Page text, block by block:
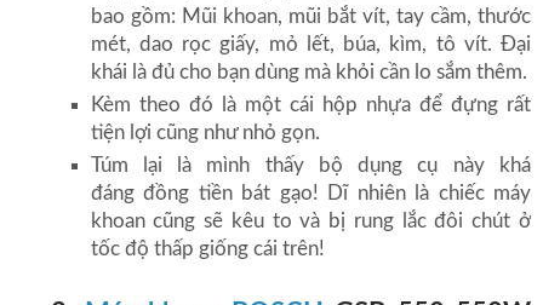
bao gồm: Mũi khoan, mũi bắt vít, tay cầm, thước
mét, dao rọc giấy, mỏ lết, búa, kìm, tô vít. Đại
khái là đủ cho bạn dùng mà khỏi cần lo sắm thêm.
Kèm theo đó là một cái hộp nhựa để đựng rất
tiện lợi cũng như nhỏ gọn.
Túm lại là mình thấy bộ dụng cụ này khá
đáng đồng tiền bát gạo! Dĩ nhiên là chiếc máy
khoan cũng sẽ kêu to và bị rung lắc đôi chút ở
tốc độ thấp giống cái trên!